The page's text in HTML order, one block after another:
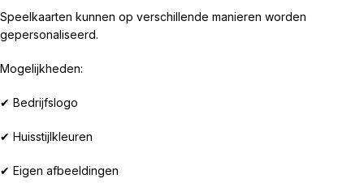
Speelkaarten kunnen op verschillende manieren worden
gepersonaliseerd.
Mogelijkheden:
✔ Bedrijfslogo
✔ Huisstijlkleuren
✔ Eigen afbeeldingen